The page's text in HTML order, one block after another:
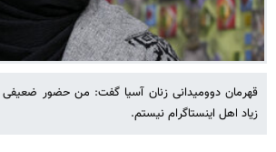
قهرمان دوومیدانی زنان آسیا گفت: من حضور
زیاد اهل اینستاگرام نیستم.